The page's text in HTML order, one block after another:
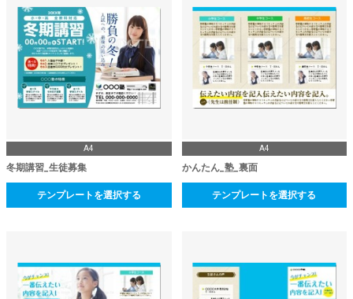
A4
冬期講習_生徒募集
テンプレートを選択する
A4
かんたん_塾_裏面
テンプレートを選択する